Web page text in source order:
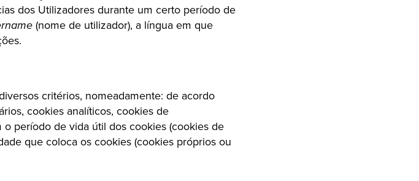
dos Utilizadores durante um certo período de
(nome de utilizador), a língua em que
critérios, nomeadamente: de acordo
cookies analíticos, cookies de
período de vida útil dos cookies (cookies de
que coloca os cookies (cookies próprios ou